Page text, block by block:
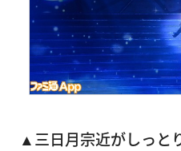
▲三日月宗近がしっと